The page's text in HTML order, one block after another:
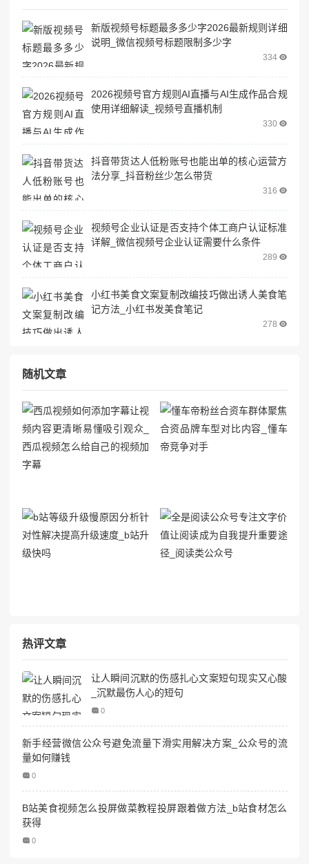
新版视频号标题最多多少字2026最新规则详细
说明_微信视频号标题限制多少字
334
2026视频号官方规则AI直播与AI生成作品合规
使用详细解读_视频号直播机制
330
抖音带货达人低粉账号也能出单的核心运营方
法分享_抖音粉丝少怎么带货
316
视频号企业认证是否支持个体工商户认证标准
详解_微信视频号企业认证需要什么条件
289
小红书美食文案复制改编技巧做出诱人美食笔
记方法_小红书发美食笔记
278
随机文章
热评文章
让人瞬间沉默的伤感扎心文案短句现实又心酸
_沉默最伤人心的短句
0
新手经营微信公众号避免流量下滑实用解决方案_公众号的流
量如何赚钱
0
B站美食视频怎么投屏做菜教程投屏跟着做方法_b站食材怎么
获得
0